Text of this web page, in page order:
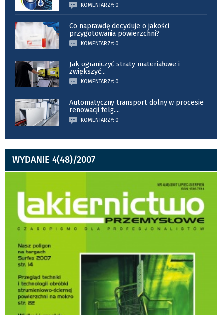
KOMENTARZY: 0
Co naprawdę decyduje o jakości
przygotowania powierzchni?
KOMENTARZY: 0
Jak ograniczyć straty materiałowe i
zwiększyć...
KOMENTARZY: 0
Automatyczny transport dolny w procesie
renowacji felg....
KOMENTARZY: 0
WYDANIE 4(48)/2007